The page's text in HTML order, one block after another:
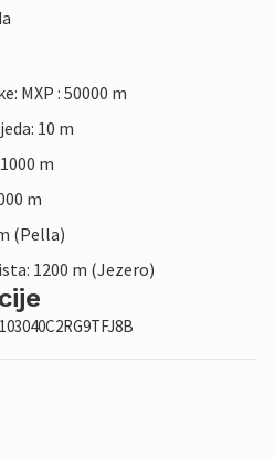
MXP : 50000 m
10 m
m
m
(Pella)
1200 m (Jezero)